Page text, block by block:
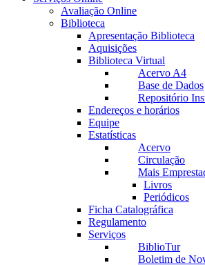
Avaliação Online
Biblioteca
Apresentação Biblioteca
Aquisições
Biblioteca Virtual
Acervo A4
Base de Dados
Repositório
Endereços e horários
Equipe
Estatísticas
Acervo
Circulação
Mais
Livros
Periódicos
Ficha Catalográfica
Regulamento
Serviços
BiblioTur
Boletim de